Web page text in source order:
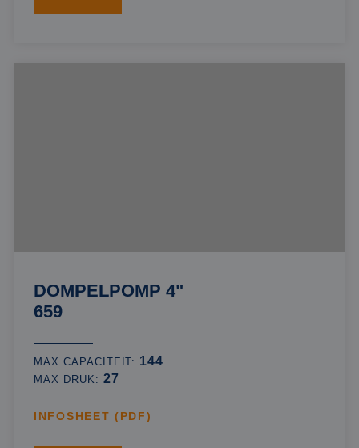
DOMPELPOMP 4"
659
MAX CAPACITEIT: 144
MAX DRUK: 27
INFOSHEET (PDF)